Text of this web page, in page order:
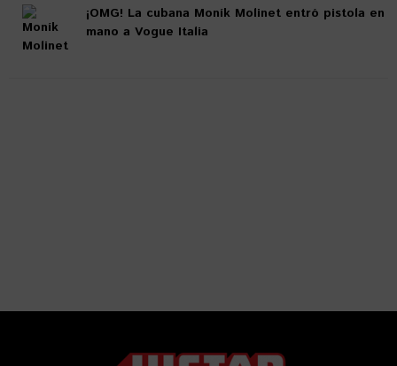
¡OMG! La cubana Moník Molinet entró pistola en
mano a Vogue Italia